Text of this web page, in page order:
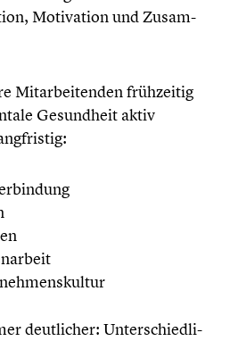
Motiva­tion und Zusam­
Mitar­bei­ten­den frühzei­tig
Gesund­heit aktiv
deutli­cher: Unter­schied­li­